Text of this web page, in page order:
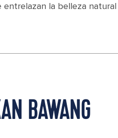
la belleza
BAWANG